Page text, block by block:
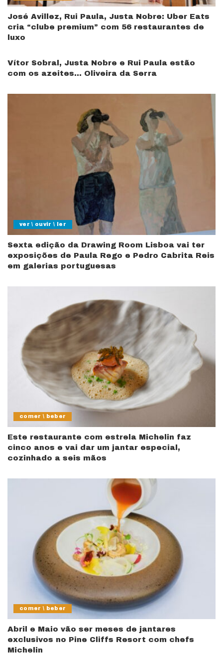
José Avillez, Rui Paula, Justa Nobre: Uber Eats
cria “clube premium” com 56 restaurantes de
luxo
Vítor Sobral, Justa Nobre e Rui Paula estão
com os azeites… Oliveira da Serra
ver \ ouvir \ ler
Sexta edição da Drawing Room Lisboa vai ter
exposições de Paula Rego e Pedro Cabrita Reis
em galerias portuguesas
comer \ beber
Este restaurante com estrela Michelin faz
cinco anos e vai dar um jantar especial,
cozinhado a seis mãos
comer \ beber
Abril e Maio vão ser meses de jantares
exclusivos no Pine Cliffs Resort com chefs
Michelin